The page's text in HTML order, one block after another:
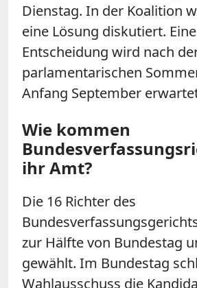
Dienstag. In der Koalition
eine Lösung diskutiert. Eine
Entscheidung wird nach
parlamentarischen
Anfang September
Wie kommen
ihr Amt?
Die 16 Richter des
zur Hälfte von Bundestag
gewählt. Im Bundestag
Wahlausschuss die